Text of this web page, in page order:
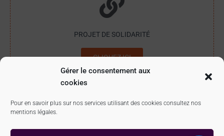
Gérer le consentement aux
cookies
Pour en savoir plus sur nos services utilisant des cookies consultez nos
mentions légales.
PROJET DE SOLIDARITÉ
CLIQUEZ ICI
Info Jeunes Bretagne – Novembre 2023